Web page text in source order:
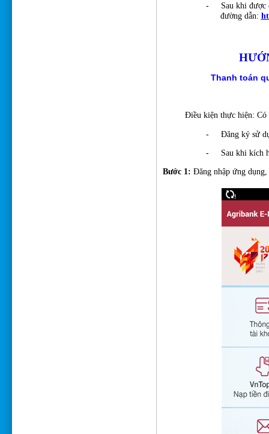
-
Sau khi được
đường dẫn:
Thanh toán
Điều kiện thực hiện: Có
- Đăng ký sử
- Sau khi kích
Bước 1: Đăng nhập ứng